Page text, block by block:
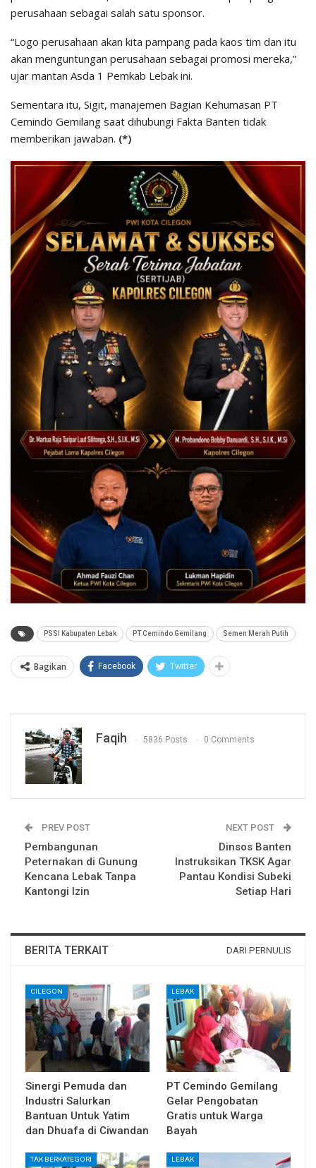
perusahaan sebagai salah satu sponsor.
“Logo perusahaan akan kita pampang pada kaos tim dan itu
akan menguntungan perusahaan sebagai promosi mereka,”
ujar mantan Asda 1 Pemkab Lebak ini.
Sementara itu, Sigit, manajemen Bagian Kehumasan PT
Cemindo Gemilang saat dihubungi Fakta Banten tidak
memberikan jawaban. (*)
PSSI Kabupaten Lebak PT Cemindo Gemilang Semen Merah Putih
Bagikan Facebook Twitter
Faqih 5836 Posts 0 Comments
PREV POST
Pembangunan
Peternakan di Gunung
Kencana Lebak Tanpa
Kantongi Izin
NEXT POST
Dinsos Banten
Instruksikan TKSK Agar
Pantau Kondisi Subeki
Setiap Hari
BERITA TERKAIT DARI PERNULIS
CILEGON
Sinergi Pemuda dan
Industri Salurkan
Bantuan Untuk Yatim
dan Dhuafa di Ciwandan
LEBAK
PT Cemindo Gemilang
Gelar Pengobatan
Gratis untuk Warga
Bayah
TAK BERKATEGORI LEBAK